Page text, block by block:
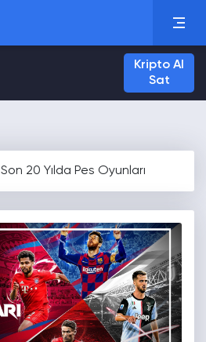
Kripto Al
Sat
Son 20 Yılda Pes Oyunları